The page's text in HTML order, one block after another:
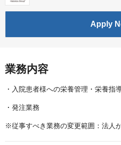
Apply
業務内容
・入院患者様への栄養管理・栄養指
・発注業務
※従事すべき業務の変更範囲：法人